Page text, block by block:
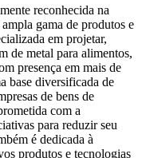
reconhecida na
gama de produtos e
em projetar,
de metal para alimentos,
presença em mais de
base diversificada de
de bens de
com a
para reduzir seu
é dedicada à
produtos e tecnologias